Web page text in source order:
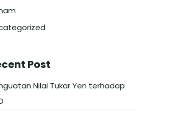
Post
Nilai Tukar Yen terhadap